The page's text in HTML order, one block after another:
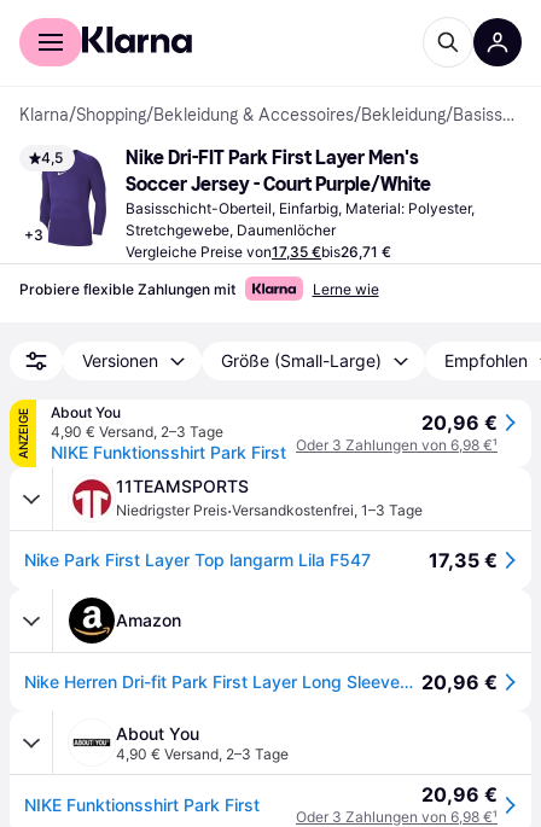
Für Shopper
Klarna/Shopping/Bekleidung & Accessoires/Bekleidung/ Basisschicht-Oberteile
4,5
+3
Nike Dri-FIT Park First Layer Men's
Soccer Jersey - Court Purple/White
Basisschicht-Oberteil, Einfarbig, Material: Polyester,
Stretchgewebe, Daumenlöcher
Vergleiche Preise von17,35 €bis26,71 €
Probiere flexible Zahlungen mit Lerne wie
Versionen Größe (Small-Large) Empfohlen
ANZEIGE
About You
4,90 € Versand, 2–3 Tage
NIKE Funktionsshirt Park First
20,96 €
Oder 3 Zahlungen von 6,98 €¹
11TEAMSPORTS
Niedrigster Preis·Versandkostenfrei, 1–3 Tage
Nike Park First Layer Top langarm Lila F547 17,35 €
Amazon
Nike Herren Dri-fit Park First Layer Long Sleeved T-shirt, Violett, XXL EU 20,96 €
About You
4,90 € Versand, 2–3 Tage
NIKE Funktionsshirt Park First 20,96 €
Oder 3 Zahlungen von 6,98 €¹